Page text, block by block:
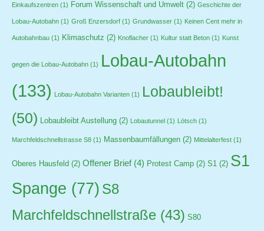
Einkaufszentren (1) Forum Wissenschaft und Umwelt (2) Geschichte der
Lobau-Autobahn (1) Groß Enzersdorf (1) Grundwasser (1) Keinen Cent mehr in
Autobahnbau (1) Klimaschutz (2) Knoflacher (1) Kultur statt Beton (1) Kunst
gegen die Lobau-Autobahn (1) Lobau-Autobahn
(133)
Lobau-Autobahn Varianten (1) Lobaubleibt!
(50) Lobaubleibt Austellung (2) Lobautunnel (1) Lötsch (1)
Marchfeldschnellstrasse S8 (1) Massenbaumfällungen (2) Mittelalterfest (1)
Oberes Hausfeld (2) Offener Brief(4) Protest Camp (2) S1 (2) S1
Spange (77) S8
Marchfeldschnellstraße (43) S80